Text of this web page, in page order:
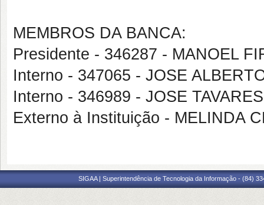
MEMBROS DA BANCA:
Presidente - 346287 - MANOEL
Interno - 347065 - JOSE
Interno - 346989 - JOSE
Externo à Instituição - MELINDA
SIGAA | Superintendência de Tecnologia da Informação - (84)